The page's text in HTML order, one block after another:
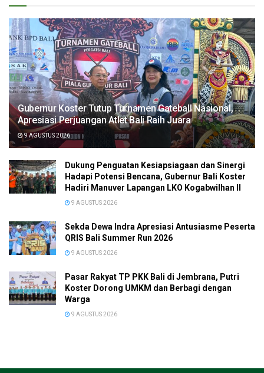
Gubernur Koster Tutup Turnamen Gateball Nasional,
Apresiasi Perjuangan Atlet Bali Raih Juara
9 AGUSTUS 2026
Dukung Penguatan Kesiapsiagaan dan Sinergi
Hadapi Potensi Bencana, Gubernur Bali Koster
Hadiri Manuver Lapangan LKO Kogabwilhan II
9 AGUSTUS 2026
Sekda Dewa Indra Apresiasi Antusiasme Peserta
QRIS Bali Summer Run 2026
9 AGUSTUS 2026
Pasar Rakyat TP PKK Bali di Jembrana, Putri
Koster Dorong UMKM dan Berbagi dengan
Warga
9 AGUSTUS 2026